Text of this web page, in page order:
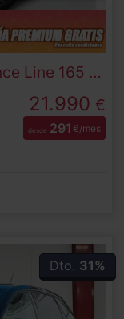
E-Tense 225 Performance Line 165 kW (225 CV)
21.990 €
desde 291 €/mes
Dto. 31%